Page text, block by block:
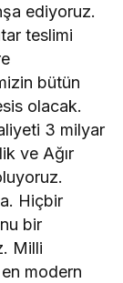
ediyoruz.
teslimi
bütün
olacak.
3 milyar
ve Ağır
Hiçbir
bir
Milli
en modern